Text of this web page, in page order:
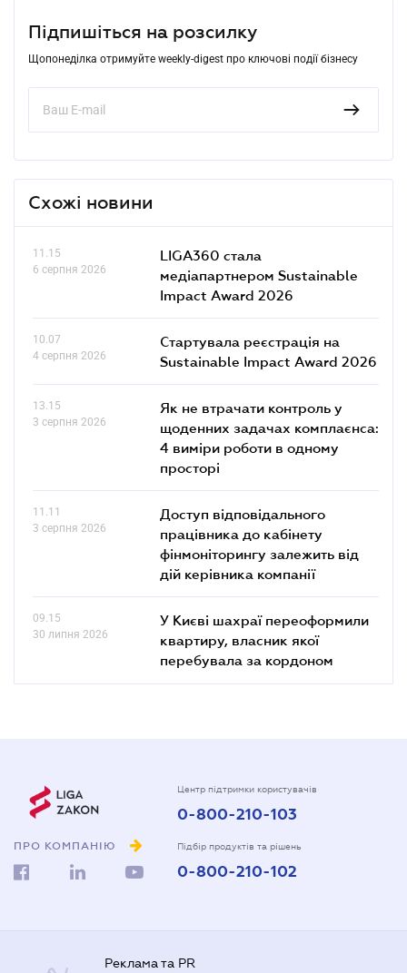
Підпишіться на розсилку
Щопонеділка отримуйте weekly-digest про ключові події бізнесу
Схожі новини
11.15
6 серпня 2026
LIGA360 стала
медіапартнером Sustainable
Impact Award 2026
10.07
4 серпня 2026
Стартувала реєстрація на
Sustainable Impact Award 2026
13.15
3 серпня 2026
Як не втрачати контроль у
щоденних задачах комплаєнса:
4 виміри роботи в одному
просторі
11.11
3 серпня 2026
Доступ відповідального
працівника до кабінету
фінмоніторингу залежить від
дій керівника компанії
09.15
30 липня 2026
У Києві шахраї переоформили
квартиру, власник якої
перебувала за кордоном
ПРО КОМПАНІЮ
Центр підтримки користувачів
0-800-210-103
Підбір продуктів та рішень
0-800-210-102
Реклама та PR